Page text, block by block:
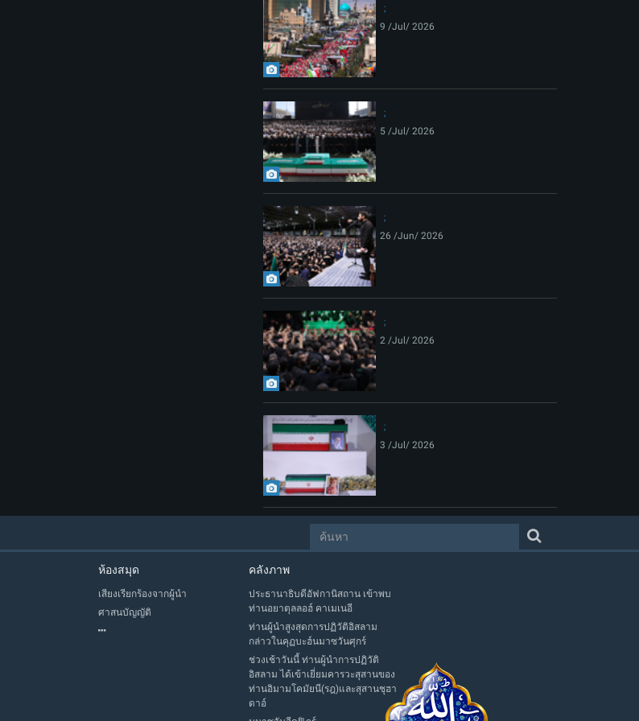
9 /Jul/ 2026
5 /Jul/ 2026
26 /Jun/ 2026
2 /Jul/ 2026
3 /Jul/ 2026
ห้องสมุด
เสียงเรียกร้องจากผู้นำ
ศาสนบัญญัติ
คลังภาพ
ประธานาธิบดีอัฟกานิสถาน เข้าพบ
ท่านอยาตุลลอฮ์ คาเมเนอี
ท่านผู้นำสูงสุดการปฏิวัติอิสลาม
กล่าวในคุฏบะฮ์นมาซวันศุกร์
ช่วงเช้าวันนี้ ท่านผู้นำการปฏิวัติ
อิสลาม ได้เข้าเยี่ยมคารวะสุสานของ
ท่านอิมามโคมัยนี(รฎ)และสุสานชุฮา
ดาอ์